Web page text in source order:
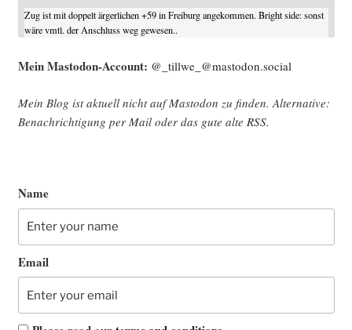
Zug ist mit doppelt ärgerlichen +59 in Freiburg angekommen. Bright side: sonst
wäre vmtl. der Anschluss weg gewesen..
Mein Mast­o­don-Account: @_tillwe_@mastodon.social
Mein Blog ist aktu­ell nicht auf Mast­o­don zu fin­den. Alter­na­ti­ve:
Benach­rich­ti­gung per Mail oder das gute alte RSS.
Name
Email